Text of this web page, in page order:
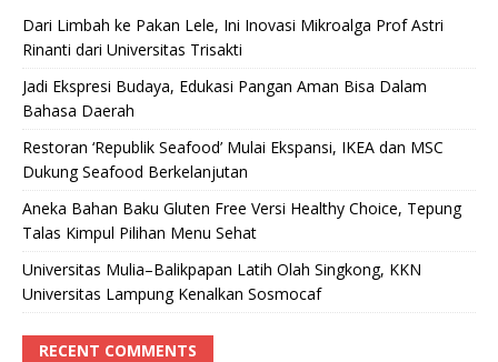
Dari Limbah ke Pakan Lele, Ini Inovasi Mikroalga Prof Astri
Rinanti dari Universitas Trisakti
Jadi Ekspresi Budaya, Edukasi Pangan Aman Bisa Dalam
Bahasa Daerah
Restoran ‘Republik Seafood’ Mulai Ekspansi, IKEA dan MSC
Dukung Seafood Berkelanjutan
Aneka Bahan Baku Gluten Free Versi Healthy Choice, Tepung
Talas Kimpul Pilihan Menu Sehat
Universitas Mulia–Balikpapan Latih Olah Singkong, KKN
Universitas Lampung Kenalkan Sosmocaf
RECENT COMMENTS